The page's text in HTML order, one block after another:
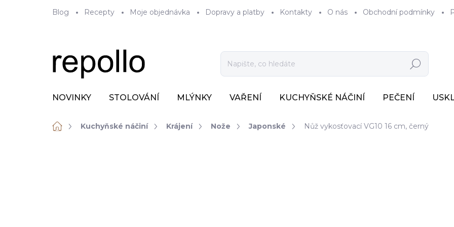
Blog Recepty Moje objednávka Dopravy a platby Kontakty O nás Obchodní podmínky
Hledat
NOVINKY STOLOVÁNÍ MLÝNKY VAŘENÍ KUCHYŇSKÉ NÁČINÍ PEČENÍ
DomůKuchyňské náčiní Krájení Nože Japonské Nůž vykosťovací VG10 16 cm, černý